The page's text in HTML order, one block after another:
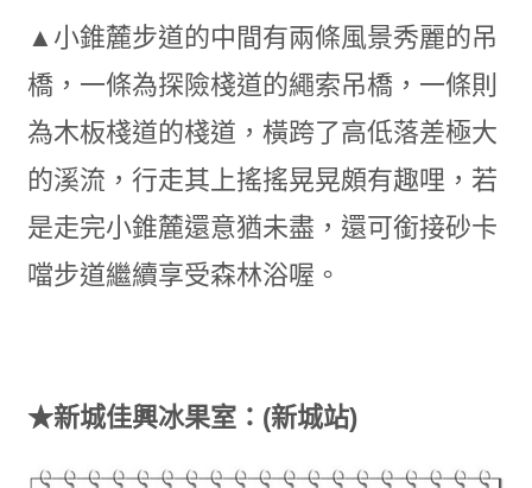
▲小錐麓步道的中間有兩條風景秀麗的吊
橋，一條為探險棧道的繩索吊橋，一條則
為木板棧道的棧道，橫跨了高低落差極大
的溪流，行走其上搖搖晃晃頗有趣哩，若
是走完小錐麓還意猶未盡，還可銜接砂卡
噹步道繼續享受森林浴喔。
★新城佳興冰果室：(新城站)